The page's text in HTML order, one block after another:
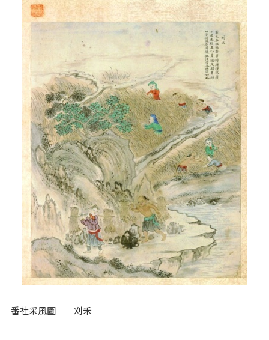
番社采風圖──刈禾